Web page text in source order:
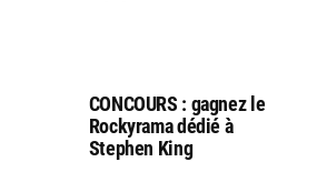
CONCOURS : gagnez le
Rockyrama dédié à
Stephen King